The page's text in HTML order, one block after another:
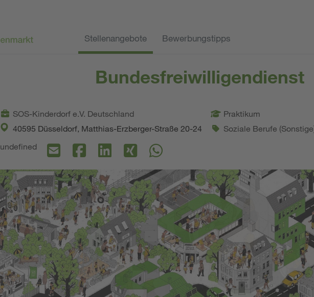
Stellenangebote Bewerbungstipps
Bundesfreiwilligendienst
SOS-Kinderdorf e.V. Deutschland
40595 Düsseldorf, Matthias-Erzberger-Straße 20-24
Praktikum
Soziale Berufe
undefined